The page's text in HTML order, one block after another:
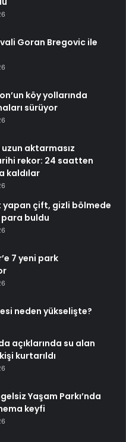
Goran Bregovic ile
köy yollarında
sürüyor
uzun aktarmasız
rekor: 24 saatten
kaldılar
yapan çift, gizli bölmede
buldu
7 yeni park
neden yükselişte?
açıklarında su alan
kurtarıldı
Yaşam Parkı’nda
keyfi